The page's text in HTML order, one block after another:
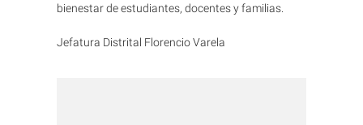
bienestar de estudiantes, docentes y familias.
Jefatura Distrital Florencio Varela